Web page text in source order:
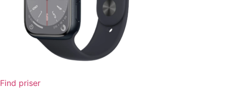
Find priser